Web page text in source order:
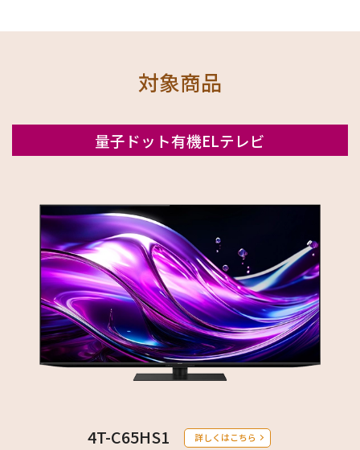
対象商品
量子ドット有機ELテレビ
4T-C65HS1 詳しくはこちら